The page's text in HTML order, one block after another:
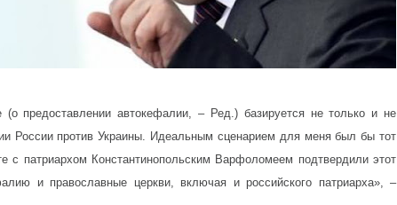
(о предоставлении автокефалии, – Ред.) базируется не только и не
России против Украины. Идеальным сценарием для меня был бы тот
с патриархом Константинопольским Варфоломеем подтвердили этот
и православные церкви, включая и российского патриарха», –